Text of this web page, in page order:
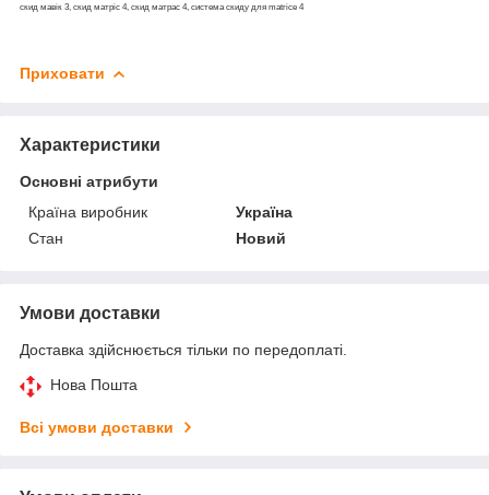
скид мавік 3, скид матріс 4, скид матрас 4, система скиду для matrice 4
Приховати
Характеристики
Основні атрибути
Країна виробник
Україна
Стан
Новий
Умови доставки
Доставка здійснюється тільки по передоплаті.
Нова Пошта
Всі умови доставки